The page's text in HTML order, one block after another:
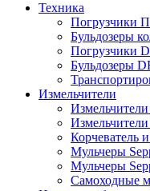
Техника
Погрузчики
Бульдозеры
Погрузчики
Бульдозеры
Измельчители
Корчеватель
Мульчеры
Мульчеры
Самоходные